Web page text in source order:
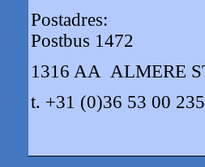
Postadres:
Postbus 1472
1316 AA ALMERE
t. +31 (0)36 53 00 235